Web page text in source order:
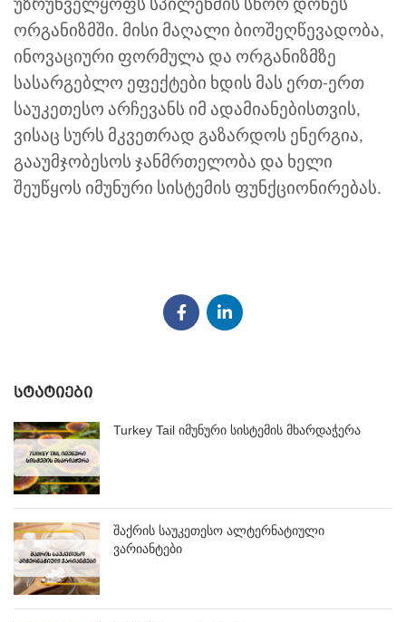
უზრუნველყოფს სპილენძის სწორ დონეს
ორგანიზმში. მისი მაღალი ბიოშეღწევადობა,
ინოვაციური ფორმულა და ორგანიზმზე
სასარგებლო ეფექტები ხდის მას ერთ-ერთ
საუკეთესო არჩევანს იმ ადამიანებისთვის,
ვისაც სურს მკვეთრად გაზარდოს ენერგია,
გააუმჯობესოს ჯანმრთელობა და ხელი
შეუწყოს იმუნური სისტემის ფუნქციონირებას.
ᲡᲢᲐᲢᲘᲔᲑᲘ
Turkey Tail იმუნური სისტემის მხარდაჭერა
შაქრის საუკეთესო ალტერნატიული
ვარიანტები